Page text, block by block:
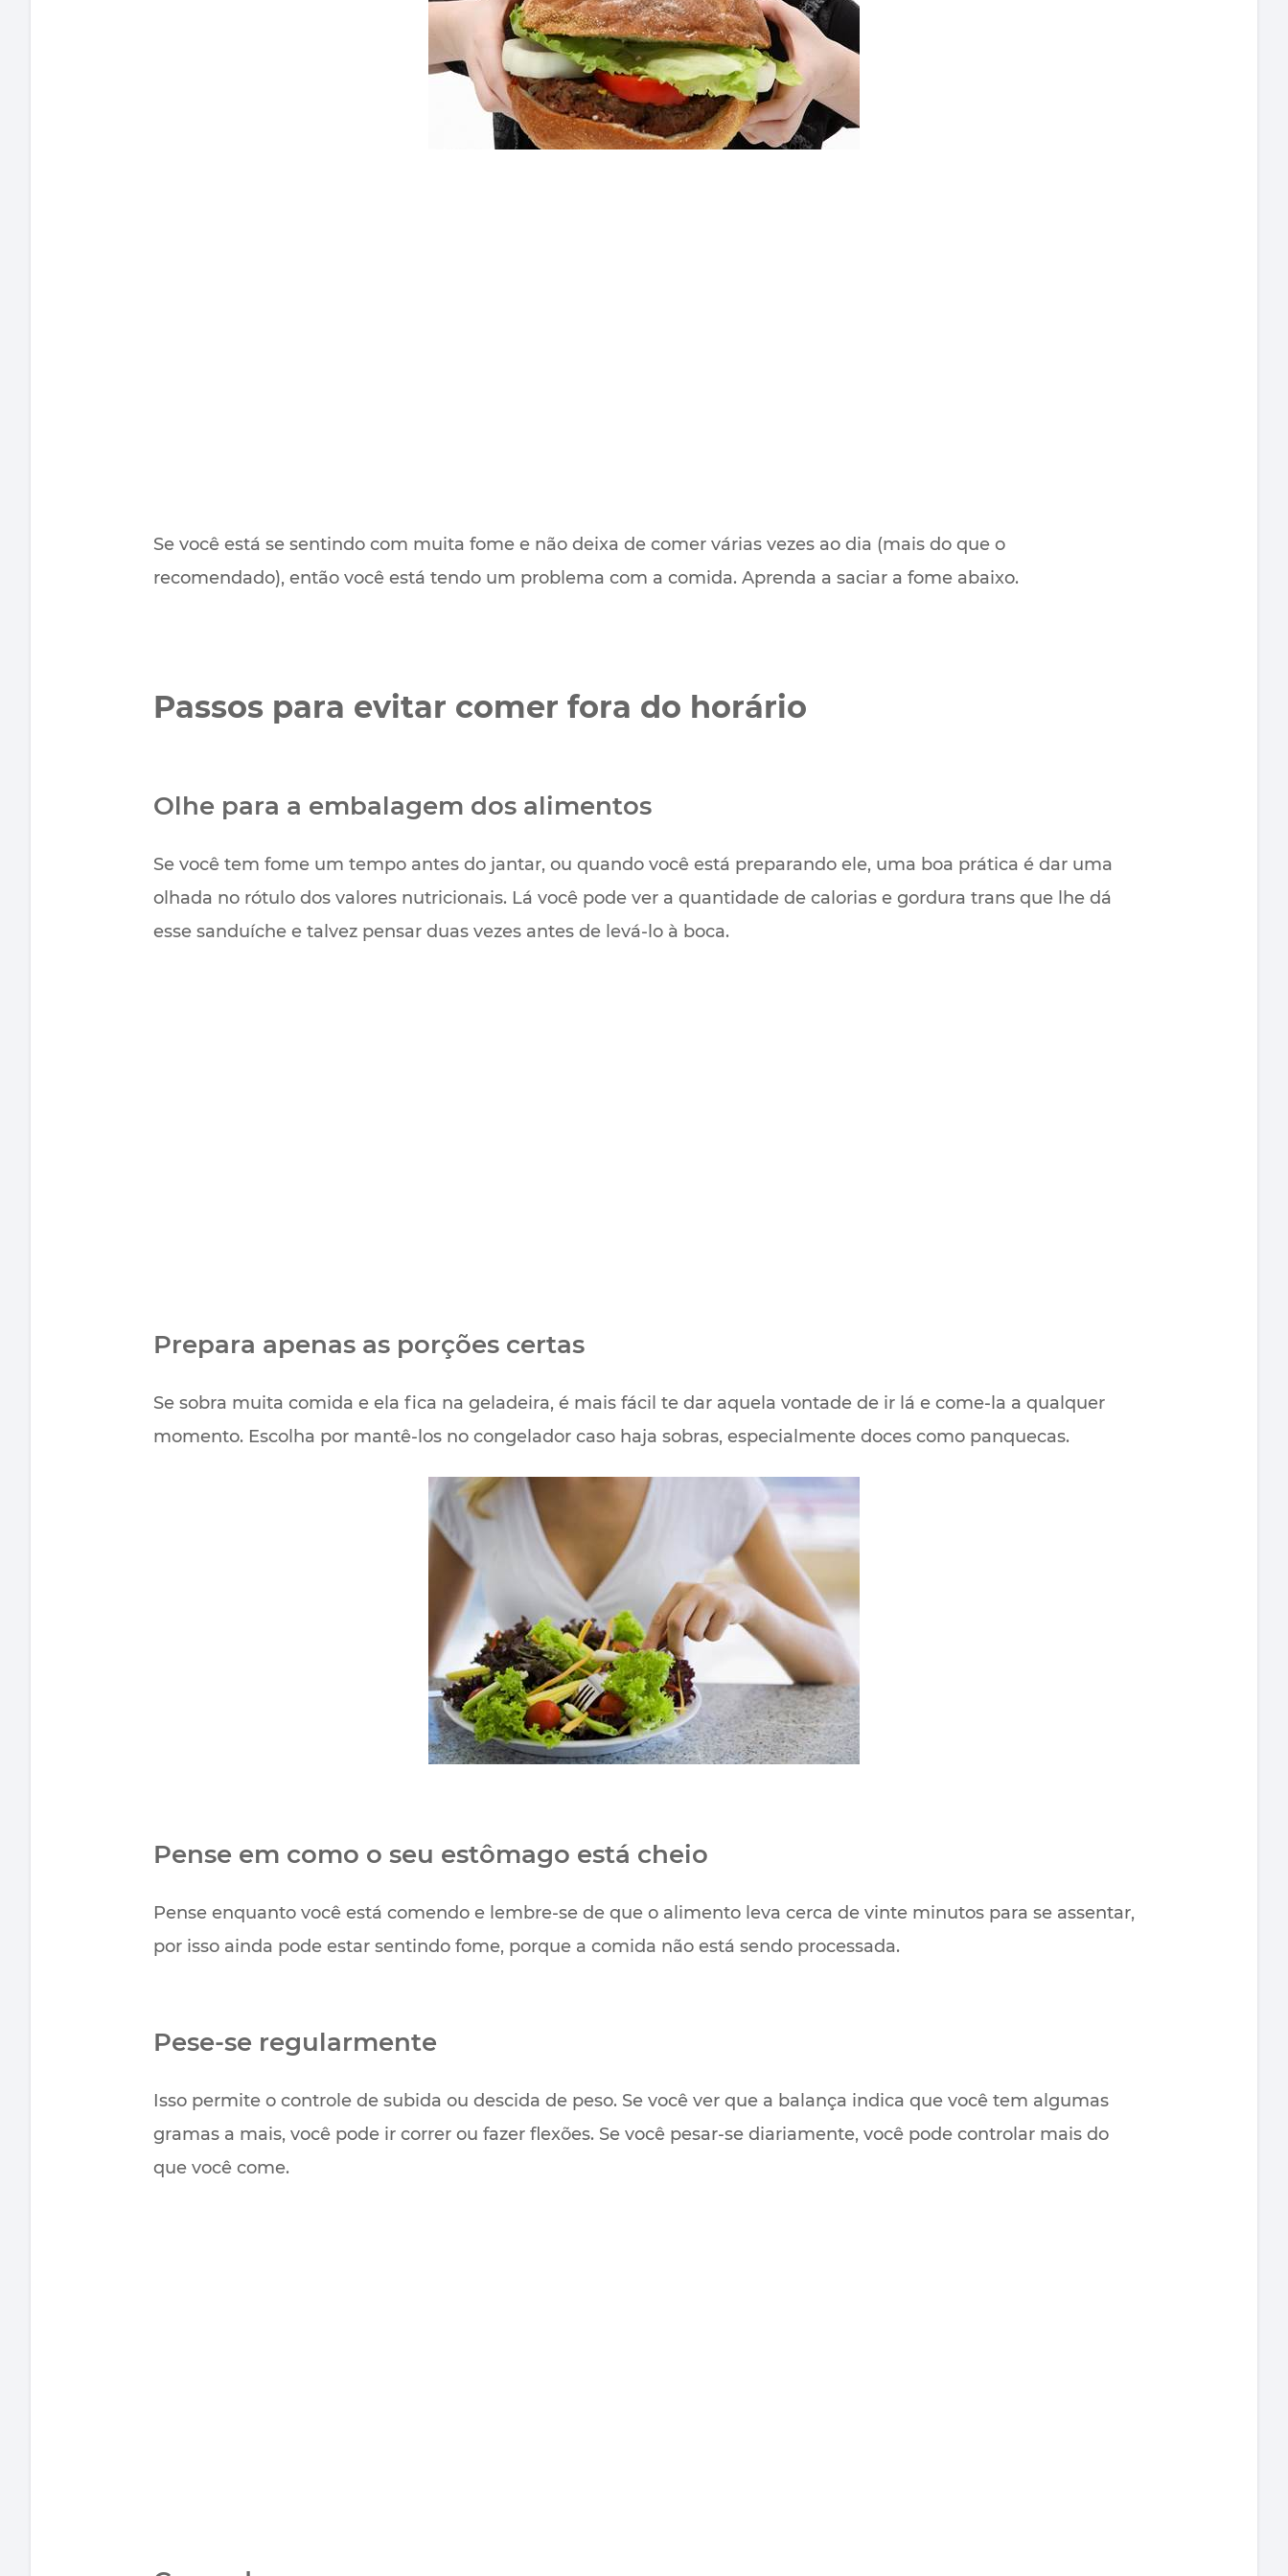
Se você está se sentindo com muita fome e não deixa de comer várias vezes ao dia (mais do que o
recomendado), então você está tendo um problema com a comida. Aprenda a saciar a fome abaixo.
Passos para evitar comer fora do horário
Olhe para a embalagem dos alimentos
Se você tem fome um tempo antes do jantar, ou quando você está preparando ele, uma boa prática é dar uma
olhada no rótulo dos valores nutricionais. Lá você pode ver a quantidade de calorias e gordura trans que lhe dá
esse sanduíche e talvez pensar duas vezes antes de levá-lo à boca.
Prepara apenas as porções certas
Se sobra muita comida e ela fica na geladeira, é mais fácil te dar aquela vontade de ir lá e come-la a qualquer
momento. Escolha por mantê-los no congelador caso haja sobras, especialmente doces como panquecas.
Pense em como o seu estômago está cheio
Pense enquanto você está comendo e lembre-se de que o alimento leva cerca de vinte minutos para se assentar,
por isso ainda pode estar sentindo fome, porque a comida não está sendo processada.
Pese-se regularmente
Isso permite o controle de subida ou descida de peso. Se você ver que a balança indica que você tem algumas
gramas a mais, você pode ir correr ou fazer flexões. Se você pesar-se diariamente, você pode controlar mais do
que você come.